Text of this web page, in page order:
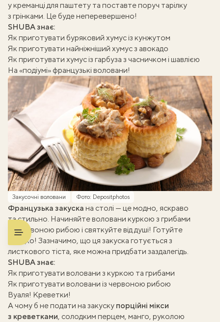
у креманці для паштету та поставте поруч тарілку
з грінками. Це буде неперевершено!
SHUBA знає:
Як приготувати буряковий хумус із кунжутом
Як приготувати найніжніший хумус з авокадо
Як приготувати хумус із гарбуза з часничком і шавлією
На «подіумі» французькі воловани!
Закусочні воловани Фото: Depositphotos
Французька закуска на столі — це модно, яскраво
та стильно. Начиняйте воловани куркою з грибами
та червоною рибою і святкуйте від душі! Готуйте
швидко! Зазначимо, що ця закуска готується з
листкового тіста, яке можна придбати заздалегідь.
SHUBA знає:
Як приготувати воловани з куркою та грибами
Як приготувати воловани із червоною рибою
Вуаля! Креветки!
А чому б не подати на закуску порційні мікси
з креветками, солодким перцем, манго, руколою